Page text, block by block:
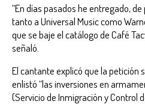
“En días pasados he entregado,
tanto a Universal Music como
que se baje el catálogo de Café
señaló.
El cantante explicó que la petición
enlistó “las inversiones en
(Servicio de Inmigración y Control